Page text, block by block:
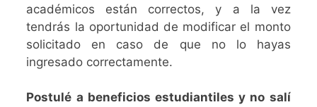
académicos están correctos, y a la vez
tendrás la oportunidad de modificar el monto
solicitado en caso de que no lo hayas
ingresado correctamente.
Postulé a beneficios estudiantiles y no salí